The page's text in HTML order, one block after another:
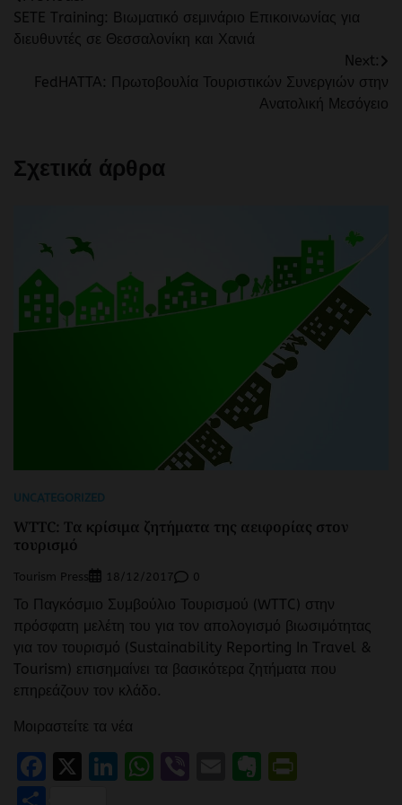
άρθρων
SETE Training: Βιωματικό σεμινάριο Επικοινωνίας για
διευθυντές σε Θεσσαλονίκη και Χανιά
Next:
FedHATTA: Πρωτοβουλία Τουριστικών Συνεργιών στην
Ανατολική Μεσόγειο
Σχετικά άρθρα
UNCATEGORIZED
WTTC: Τα κρίσιμα ζητήματα της αειφορίας στον
τουρισμό
Tourism Press 18/12/2017 0
Το Παγκόσμιο Συμβούλιο Τουρισμού (WTTC) στην
πρόσφατη μελέτη του για τον απολογισμό βιωσιμότητας
για τον τουρισμό (Sustainability Reporting In Travel &
Tourism) επισημαίνει τα βασικότερα ζητήματα που
επηρεάζουν τον κλάδο.
Μοιραστείτε τα νέα
Facebook
X LinkedIn
WhatsApp
ViberEmailEvernote